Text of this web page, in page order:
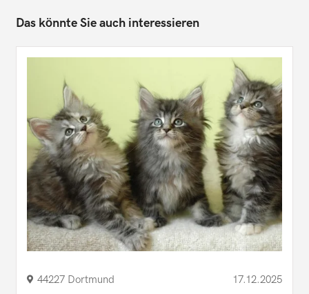
Das könnte Sie auch interessieren
44227 Dortmund 17.12.2025